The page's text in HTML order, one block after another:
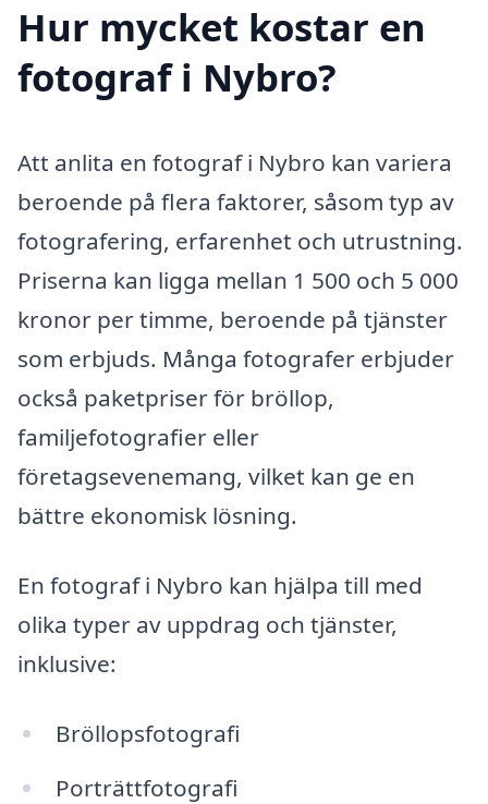
Hur mycket kostar en
fotograf i Nybro?
Att anlita en fotograf i Nybro kan variera
beroende på flera faktorer, såsom typ av
fotografering, erfarenhet och utrustning.
Priserna kan ligga mellan 1 500 och 5 000
kronor per timme, beroende på tjänster
som erbjuds. Många fotografer erbjuder
också paketpriser för bröllop,
familjefotografier eller
företagsevenemang, vilket kan ge en
bättre ekonomisk lösning.
En fotograf i Nybro kan hjälpa till med
olika typer av uppdrag och tjänster,
inklusive:
Bröllopsfotografi
Porträttfotografi